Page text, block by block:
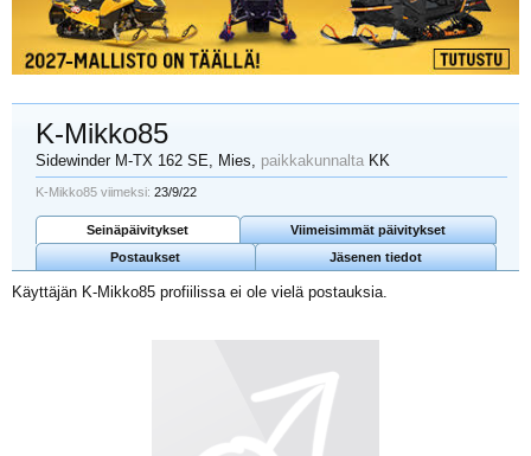
K-Mikko85
Sidewinder M-TX 162 SE , Mies, paikkakunnalta KK
K-Mikko85 viimeksi: 23/9/22
Seinäpäivitykset
Viimeisimmät päivitykset
Postaukset
Jäsenen tiedot
Käyttäjän K-Mikko85 profiilissa ei ole vielä postauksia.